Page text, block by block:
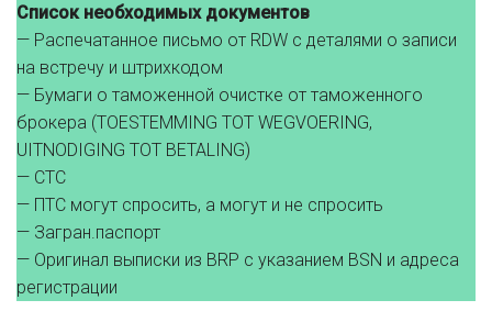
Список необходимых документов
— Распечатанное письмо от RDW с деталями о записи
на встречу и штрихкодом
— Бумаги о таможенной очистке от таможенного
брокера (TOESTEMMING TOT WEGVOERING,
UITNODIGING TOT BETALING)
— СТС
— ПТС могут спросить, а могут и не спросить
— Загран.паспорт
— Оригинал выписки из BRP с указанием BSN и адреса
регистрации